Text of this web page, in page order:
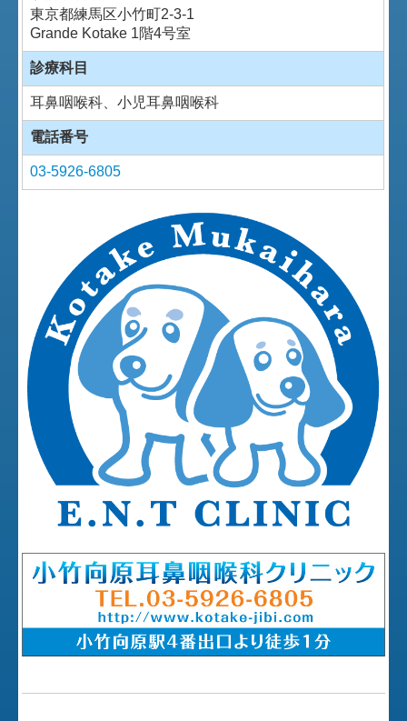
東京都練馬区小竹町2-3-1
Grande Kotake 1階4号室
診療科目
耳鼻咽喉科、小児耳鼻咽喉科
電話番号
03-5926-6805